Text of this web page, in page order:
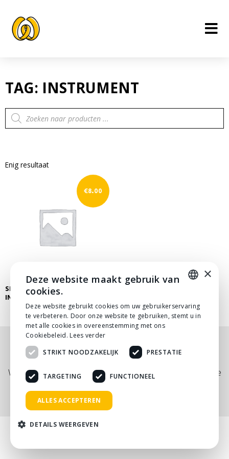
inhoud
TAG: INSTRUMENT
Producten
zoeken
Enig resultaat
SHURE SM57 DYNAMISCHE
INSTRUMENTMICROFOON
€8.00
Nog niet helemaal gevonden wat je zocht? Bekijk
onze
contact
Wij adviseren je graag via telefoon, mail of tijdens een kopje
koffie!
DUTCH
×
Deze website maakt gebruik van
cookies.
Deze website gebruikt cookies om uw gebruikerservaring
te verbeteren. Door onze website te gebruiken, stemt u in
met alle cookies in overeenstemming met ons
Cookiebeleid. Lees verder
STRIKT NOODZAKELIJK
PRESTATIE
TARGETING FUNCTIONEEL
ALLES ACCEPTEREN
DETAILS WEERGEVEN